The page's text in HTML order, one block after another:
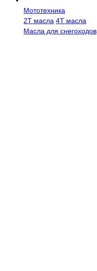
Мототехника
2Т масла 4Т масла
Масла для снегоходов